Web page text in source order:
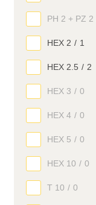
PH 2 + PZ 2
HEX 2 / 1
HEX 2.5 / 2
HEX 3 / 0
HEX 4 / 0
HEX 5 / 0
HEX 10 / 0
T 10 / 0